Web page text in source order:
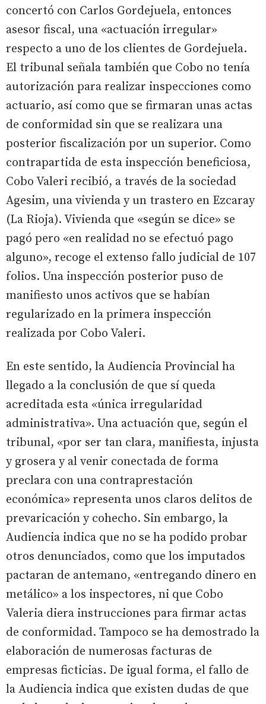
concertó con Carlos Gordejuela, entonces
asesor fiscal, una «actuación irregular»
respecto a uno de los clientes de Gordejuela.
El tribunal señala también que Cobo no tenía
autorización para realizar inspecciones como
actuario, así como que se firmaran unas actas
de conformidad sin que se realizara una
posterior fiscalización por un superior. Como
contrapartida de esta inspección beneficiosa,
Cobo Valeri recibió, a través de la sociedad
Agesim, una vivienda y un trastero en Ezcaray
(La Rioja). Vivienda que «según se dice» se
pagó pero «en realidad no se efectuó pago
alguno», recoge el extenso fallo judicial de 107
folios. Una inspección posterior puso de
manifiesto unos activos que se habían
regularizado en la primera inspección
realizada por Cobo Valeri.
En este sentido, la Audiencia Provincial ha
llegado a la conclusión de que sí queda
acreditada esta «única irregularidad
administrativa». Una actuación que, según el
tribunal, «por ser tan clara, manifiesta, injusta
y grosera y al venir conectada de forma
preclara con una contraprestación
económica» representa unos claros delitos de
prevaricación y cohecho. Sin embargo, la
Audiencia indica que no se ha podido probar
otros denunciados, como que los imputados
pactaran de antemano, «entregando dinero en
metálico» a los inspectores, ni que Cobo
Valeria diera instrucciones para firmar actas
de conformidad. Tampoco se ha demostrado la
elaboración de numerosas facturas de
empresas ficticias. De igual forma, el fallo de
la Audiencia indica que existen dudas de que